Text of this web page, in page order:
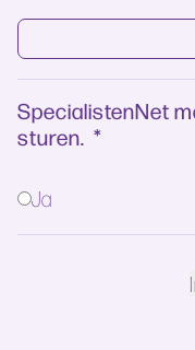
SpecialistenNet
sturen. *
Ja